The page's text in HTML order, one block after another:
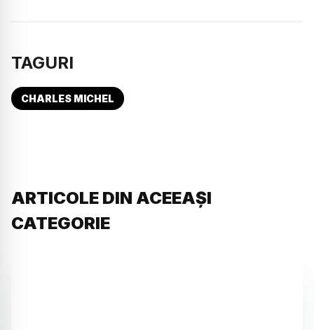
TAGURI
CHARLES MICHEL
ARTICOLE DIN ACEEAȘI
CATEGORIE